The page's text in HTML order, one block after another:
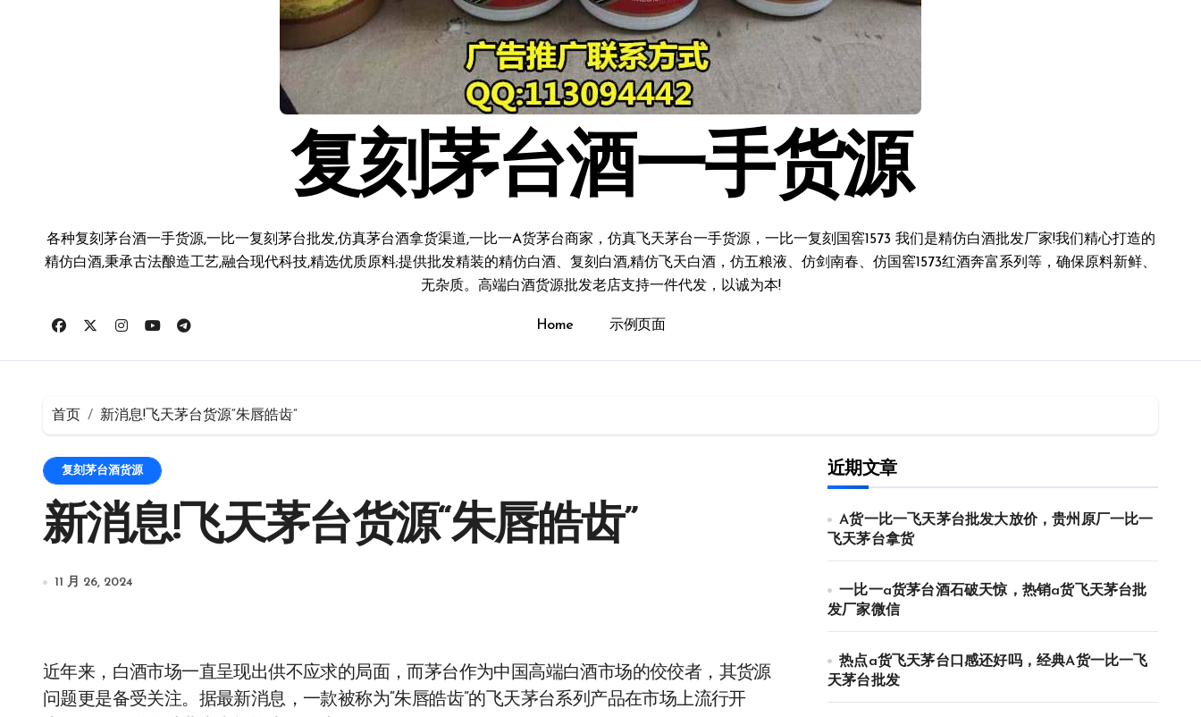
复刻茅台酒一手货源
各种复刻茅台酒一手货源,一比一复刻茅台批发,仿真茅台酒拿货渠道,一比一A货茅台商家，仿真飞天茅台一手货源，一比一复刻国窖1573 我们是精仿白酒批发厂家!我们精心打造的
精仿白酒,秉承古法酿造工艺,融合现代科技,精选优质原料;提供批发精装的精仿白酒、复刻白酒,精仿飞天白酒，仿五粮液、仿剑南春、仿国窖1573红酒奔富系列等，确保原料新鲜、
无杂质。高端白酒货源批发老店支持一件代发，以诚为本!
Home 示例页面
首页 新消息!飞天茅台货源“朱唇皓齿”
复刻茅台酒货源
新消息!飞天茅台货源“朱唇皓齿”
11 月 26, 2024
近年来，白酒市场一直呈现出供不应求的局面，而茅台作为中国高端白酒市场的佼佼者，其货源
问题更是备受关注。据最新消息，一款被称为“朱唇皓齿”的飞天茅台系列产品在市场上流行开
近期文章
A货一比一飞天茅台批发大放价，贵州原厂一比一
飞天茅台拿货
一比一a货茅台酒石破天惊，热销a货飞天茅台批
发厂家微信
热点a货飞天茅台口感还好吗，经典A货一比一飞
天茅台批发